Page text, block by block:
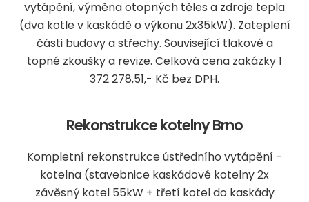
vytápění, výměna otopných těles a zdroje tepla
(dva kotle v kaskádě o výkonu 2x35kW). Zateplení
části budovy a střechy. Související tlakové a
topné zkoušky a revize. Celková cena zakázky 1
372 278,51,- Kč bez DPH.
Rekonstrukce kotelny Brno
Kompletní rekonstrukce ústředního vytápění -
kotelna (stavebnice kaskádové kotelny 2x
závěsný kotel 55kW + třetí kotel do kaskády